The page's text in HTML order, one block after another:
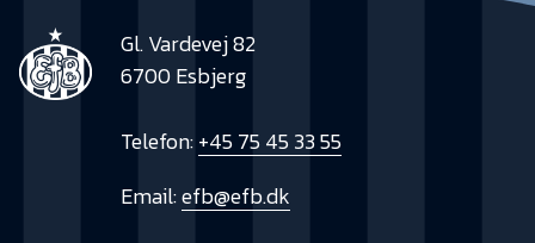
Gl. Vardevej 82
6700 Esbjerg
Telefon:+45 75 45 33 55
Email:efb@efb.dk